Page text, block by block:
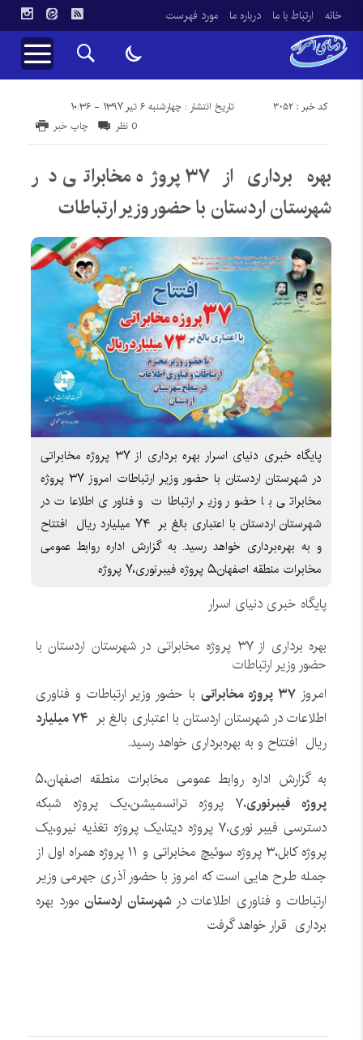
خانه ارتباط با ما درباره ما مورد فهرست
تاریخ انتشار : چهارشنبه ۶ تیر ۱۳۹۷ - ۱۰:۳۶ کد خبر : 3052
چاپ خبر 0 نظر
بهره برداری از ۳۷ پروژه مخابراتی در
شهرستان اردستان با حضور وزیر ارتباطات
پایگاه خبری دنیای اسرار بهره برداری از ۳۷ پروژه مخابراتی
در شهرستان اردستان با حضور وزیر ارتباطات امروز ۳۷ پروژه
مخابراتی با حضور وزیر ارتباطات و فناوری اطلاعات در
شهرستان اردستان با اعتباری بالغ بر ۷۴ میلیارد ریال افتتاح
و به‌ بهره‌برداری خواهد رسید. به گزارش اداره روابط عمومی
مخابرات منطقه اصفهان،۵ پروژه فیبرنوری،۷ پروژه
پایگاه خبری دنیای اسرار
بهره برداری از ۳۷ پروژه مخابراتی در شهرستان اردستان با
حضور وزیر ارتباطات
امروز
با حضور وزیر ارتباطات و فناوری
اطلاعات در شهرستان اردستان با اعتباری بالغ بر ۷۴ میلیارد
ریال افتتاح و به‌ بهره‌برداری خواهد رسید.
به گزارش اداره روابط عمومی مخابرات منطقه اصفهان،۵
پروژه فیبرنوری ،۷ پروژه ترانسمیشن،یک پروژه شبکه
دسترسی فیبر نوری،۷ پروژه دیتا،یک پروژه تغذیه نیرو،یک
پروژه کابل،۳ پروژه سوئیچ مخابراتی و ۱۱ پروژه همراه اول از
جمله طرح هایی است که امروز با حضور آذری جهرمی وزیر
ارتباطات و فناوری اطلاعات درشهرستان اردستانمورد بهره
برداری قرار خواهد گرفت